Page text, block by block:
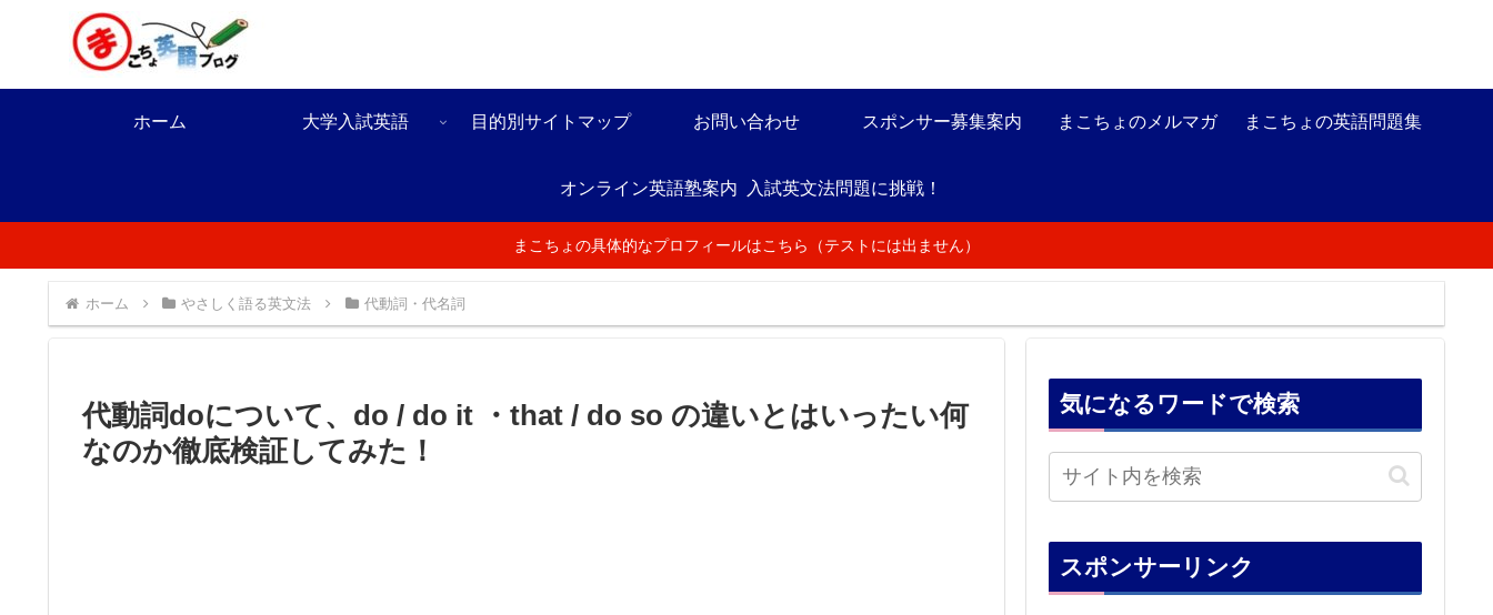
ホーム 大学入試英語 目的別サイトマップ お問い合わせ スポンサー募集案内 まこちょのメルマガ まこちょの英語問題集
オンライン英語塾案内 入試英文法問題に挑戦！
まこちょの具体的なプロフィールはこちら（テストには出ません）
ホーム やさしく語る英文法 代動詞・代名詞
代動詞doについて、do / do it ・that / do so の違いとはいったい何
なのか徹底検証してみた！
気になるワードで検索
スポンサーリンク